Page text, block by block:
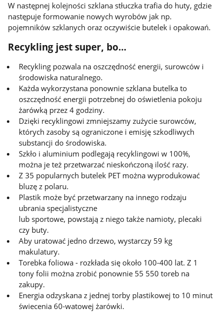
W następnej kolejności szklana stłuczka trafia do huty, gdzie
następuje formowanie nowych wyrobów jak np.
pojemników szklanych oraz oczywiście butelek i opakowań.
Recykling jest super, bo…
Recykling pozwala na oszczędność energii, surowców i
środowiska naturalnego.
Każda wykorzystana ponownie szklana butelka to
oszczędność energii potrzebnej do oświetlenia pokoju
żarówką przez 4 godziny.
Dzięki recyklingowi zmniejszamy zużycie surowców,
których zasoby są ograniczone i emisję szkodliwych
substancji do środowiska.
Szkło i aluminium podlegają recyklingowi w 100%,
można je też przetwarzać nieskończoną ilość razy.
Z 35 popularnych butelek PET można wyprodukować
bluzę z polaru.
Plastik może być przetwarzany na innego rodzaju
ubrania specjalistyczne
lub sportowe, powstają z niego także namioty, plecaki
czy buty.
Aby uratować jedno drzewo, wystarczy 59 kg
makulatury.
Torebka foliowa - rozkłada się około 100-400 lat. Z 1
tony folii można zrobić ponownie 55 550 toreb na
zakupy.
Energia odzyskana z jednej torby plastikowej to 10 minut
świecenia 60-watowej żarówki.